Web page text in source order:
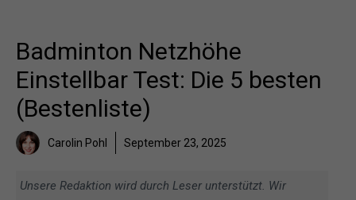
Badminton Netzhöhe
Einstellbar Test: Die 5 besten
(Bestenliste)
Carolin Pohl September 23, 2025
Unsere Redaktion wird durch Leser unterstützt. Wir